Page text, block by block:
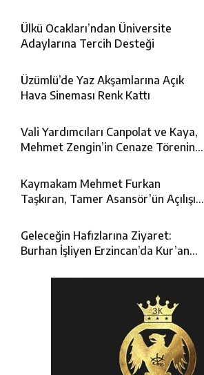
Ülkü Ocakları’ndan Üniversite
Adaylarına Tercih Desteği
Üzümlü’de Yaz Akşamlarına Açık
Hava Sineması Renk Kattı
Vali Yardımcıları Canpolat ve Kaya,
Mehmet Zengin’in Cenaze Törenine
Kaymakam Mehmet Furkan
Taşkıran, Tamer Asansör’ün Açılışına
Geleceğin Hafızlarına Ziyaret:
Burhan İşliyen Erzincan’da Kur’an